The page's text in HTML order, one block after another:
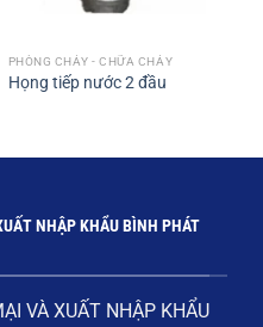
PHÒNG CHÁY - CHỮA CHÁY
Họng tiếp nước 2 đầu
NHẬP KHẨU BÌNH PHÁT
VÀ XUẤT NHẬP KHẨU